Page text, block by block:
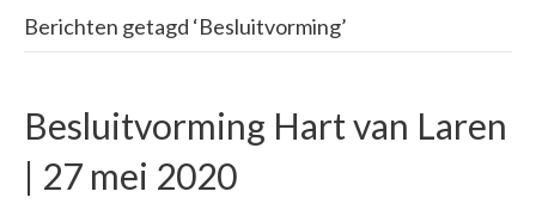
Berichten getagd ‘Besluitvorming’
Besluitvorming Hart van Laren
| 27 mei 2020